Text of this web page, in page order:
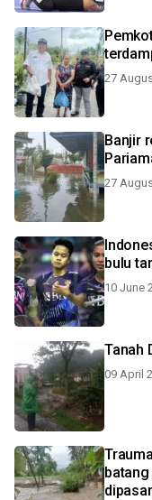
27
Banjir
27
bulu
10 June
Tanah
09 April
batang